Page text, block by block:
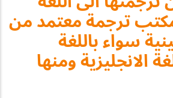
ترجمة معتمد من
سواء باللغة
الانجليزية ومنها